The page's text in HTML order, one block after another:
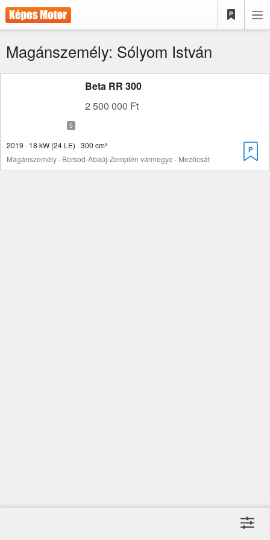
Magánszemély: Sólyom István
Beta RR 300
2 500 000 Ft
2019 · 18 kW (24 LE) · 300 cm³
Magánszemély · Borsod-Abaúj-Zemplén vármegye · Mezőcsát